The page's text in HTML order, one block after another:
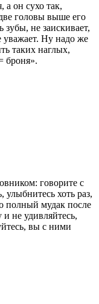
а он сухо так,
головы выше его
зубы, не заискивает,
уважает. Ну надо же
таких наглых,
броня».
говорите с
улыбнитесь хоть раз,
полный мудак после
не удивляйтесь,
вы с ними